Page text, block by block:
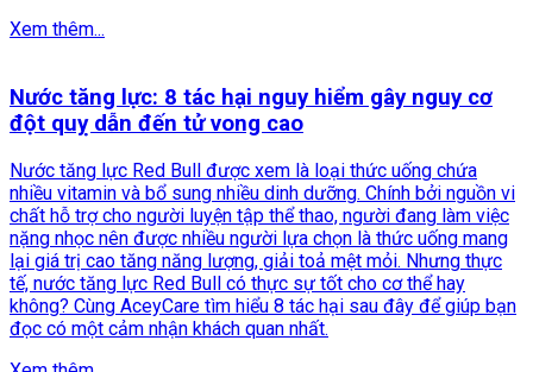
Xem thêm...
Nước tăng lực: 8 tác hại nguy hiểm gây nguy cơ
đột quỵ dẫn đến tử vong cao
Nước tăng lực Red Bull được xem là loại thức uống chứa
nhiều vitamin và bổ sung nhiều dinh dưỡng. Chính bởi nguồn vi
chất hỗ trợ cho người luyện tập thể thao, người đang làm việc
nặng nhọc nên được nhiều người lựa chọn là thức uống mang
lại giá trị cao tăng năng lượng, giải toả mệt mỏi. Nhưng thực
tế, nước tăng lực Red Bull có thực sự tốt cho cơ thể hay
không? Cùng AceyCare tìm hiểu 8 tác hại sau đây để giúp bạn
đọc có một cảm nhận khách quan nhất.